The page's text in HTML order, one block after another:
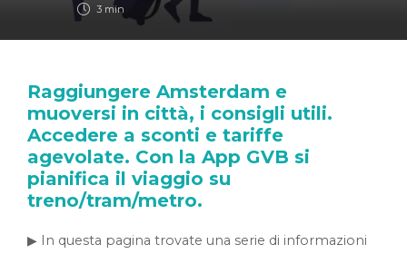
3 min
Raggiungere Amsterdam e
muoversi in città, i consigli utili.
Accedere a sconti e tariffe
agevolate. Con la App GVB si
pianifica il viaggio su
treno/tram/metro.
▶ In questa pagina trovate una serie di informazioni